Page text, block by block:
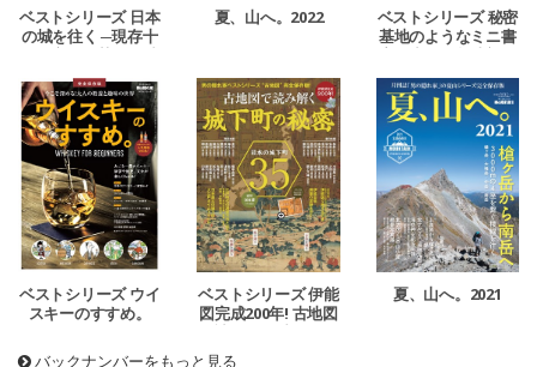
ベストシリーズ 日本
の城を往く ─現存十
二天守と三英傑の城
─
夏、山へ。2022
ベストシリーズ 秘密
基地のようなミニ書
斎＆小屋＆趣味部屋
ベストシリーズ ウイ
スキーのすすめ。
ベストシリーズ 伊能
図完成200年! 古地図
で読み解く城下町の
夏、山へ。2021
バックナンバーをもっと見る